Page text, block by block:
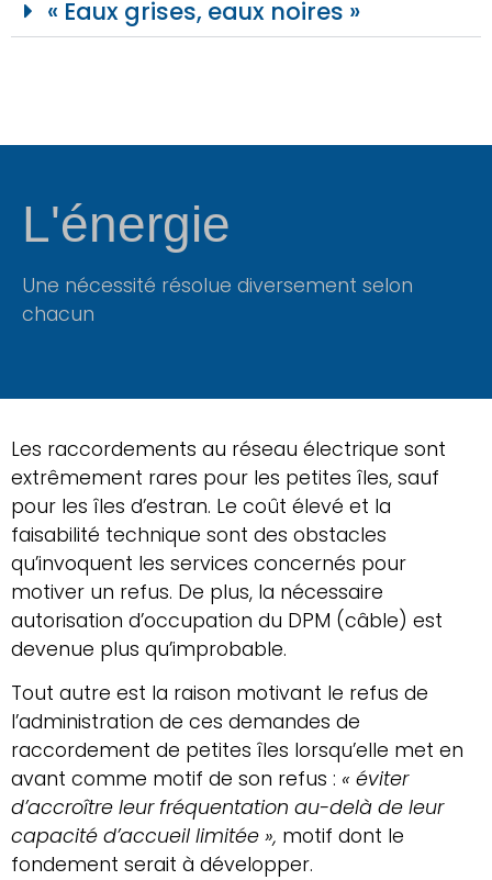
« Eaux grises, eaux noires »
L'énergie
Une nécessité résolue diversement selon
chacun
Les raccordements au réseau électrique sont
extrêmement rares pour les petites îles, sauf
pour les îles d’estran. Le coût élevé et la
faisabilité technique sont des obstacles
qu’invoquent les services concernés pour
motiver un refus. De plus, la nécessaire
autorisation d’occupation du DPM (câble) est
devenue plus qu’improbable.
Tout autre est la raison motivant le refus de
l’administration de ces demandes de
raccordement de petites îles lorsqu’elle met en
avant comme motif de son refus : « éviter
d’accroître leur fréquentation au-delà de leur
capacité d’accueil limitée », motif dont le
fondement serait à développer.